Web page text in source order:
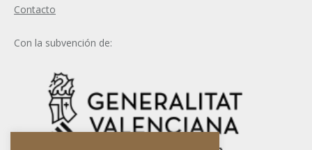
Contacto
Con la subvención de: